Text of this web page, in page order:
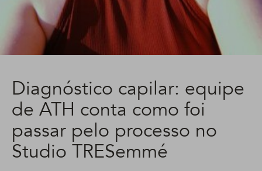
Diagnóstico capilar: equipe
de ATH conta como foi
passar pelo processo no
Studio TRESemmé